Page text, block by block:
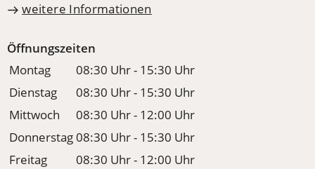
weitere Informationen
Öffnungszeiten
Montag
08:30 Uhr - 15:30 Uhr
Dienstag
08:30 Uhr - 15:30 Uhr
Mittwoch
08:30 Uhr - 12:00 Uhr
Donnerstag08:30 Uhr - 15:30 Uhr
Freitag
08:30 Uhr - 12:00 Uhr